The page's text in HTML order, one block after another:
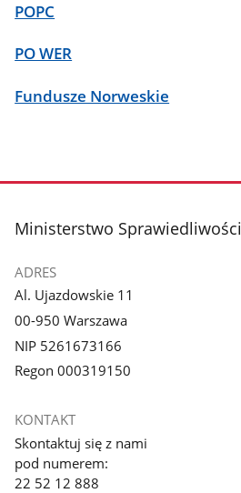
POPC
PO WER
Fundusze Norweskie
stopka
Ministerstwo Sprawiedliwości
ADRES
Al. Ujazdowskie 11
00-950 Warszawa
NIP 5261673166
Regon 000319150
KONTAKT
Skontaktuj się z nami
pod numerem:
22 52 12 888